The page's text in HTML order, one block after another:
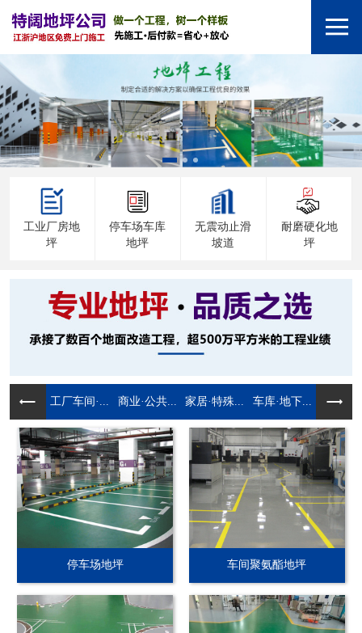
工业厂房地
坪
停车场车库
地坪
无震动止滑
坡道
耐磨硬化地
坪
工厂车间·... 商业·公共... 家居·特殊... 车库·地下...
停车场地坪 车间聚氨酯地坪